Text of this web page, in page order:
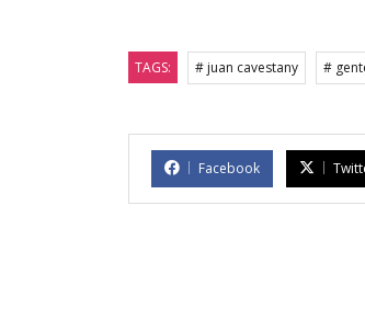
TAGS: # juan cavestany #
Facebook